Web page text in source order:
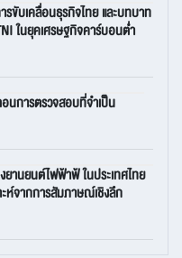
ขับเคลื่อนธุรกิจไทย และบทบาท
ในยุคเศรษฐกิจคาร์บอนต่ำ
นการตรวจสอบที่จำเป็น
านยนต์ไฟฟ้าฟ้ ในประเทศไทย
ห์จากการสัมภาษณ์เชิงลึก